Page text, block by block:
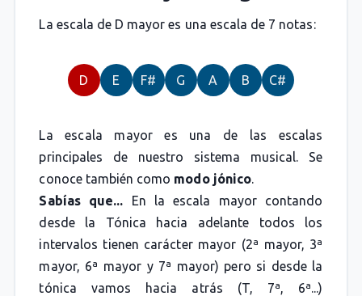
La escala de D mayor es una escala de 7 notas:
D E F# G A B C#
La escala mayor es una de las escalas
principales de nuestro sistema musical. Se
conoce también como modo jónico.
Sabías que... En la escala mayor contando
desde la Tónica hacia adelante todos los
intervalos tienen carácter mayor (2ª mayor, 3ª
mayor, 6ª mayor y 7ª mayor) pero si desde la
tónica vamos hacia atrás (T, 7ª, 6ª...)